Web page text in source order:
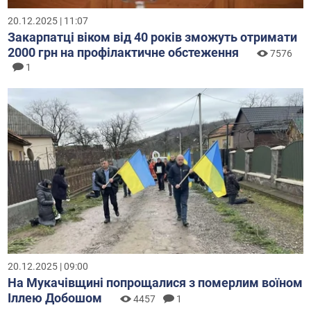
20.12.2025 | 11:07
Закарпатці віком від 40 років зможуть отримати
2000 грн на профілактичне обстеження
7576
1
20.12.2025 | 09:00
На Мукачівщині попрощалися з померлим воїном
Іллею Добошом
4457 1